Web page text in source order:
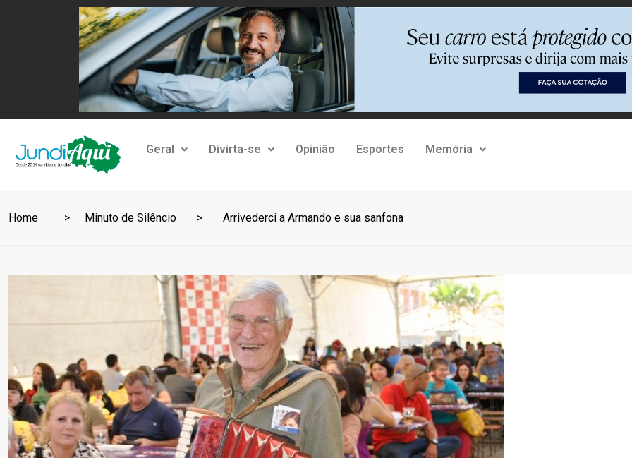
Geral Divirta-se Opinião Esportes Memória
Home Minuto de Silêncio Arrivederci a Armando e sua sanfona